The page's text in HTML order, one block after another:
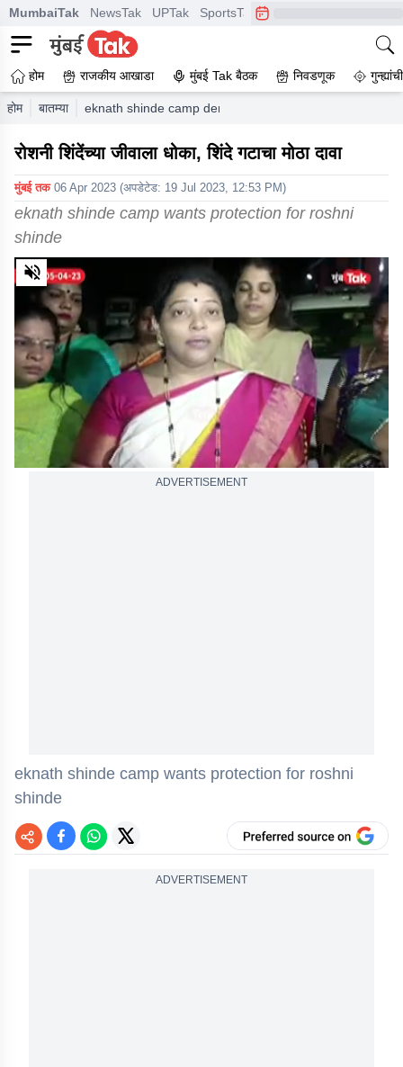
MumbaiTak NewsTak UPTak SportsTak CrimeTak
होम राजकीय आखाडा मुंबई Tak बैठक निवडणूक
होम बातम्या eknath shinde camp demands protection for roshni
रोशनी शिंदेंच्या जीवाला धोका, शिंदे गटाचा मोठा दावा
मुंबई तक 06 Apr 2023 (अपडेटेड: 19 Jul 2023, 12:53 PM)
eknath shinde camp wants protection for roshni
shinde
0
of
minutes,
10
seconds
ADVERTISEMENT
eknath shinde camp wants protection for roshni
shinde
ADVERTISEMENT